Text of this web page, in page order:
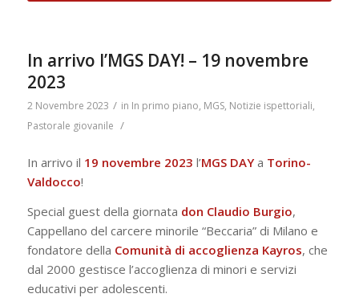
In arrivo l’MGS DAY! – 19 novembre
2023
2 Novembre 2023 / in In primo piano, MGS, Notizie ispettoriali,
Pastorale giovanile /
In arrivo il 19 novembre 2023 l’MGS DAYa Torino-
Valdocco!
Special guest della giornata don Claudio Burgio,
Cappellano del carcere minorile “Beccaria” di Milano e
fondatore della Comunità di accoglienza Kayros, che
dal 2000 gestisce l’accoglienza di minori e servizi
educativi per adolescenti.